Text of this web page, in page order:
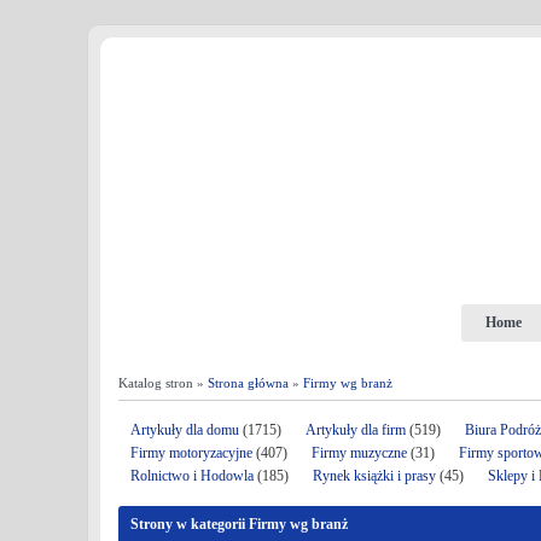
Home
Katalog stron » Strona główna » Firmy wg branż
Artykuły dla domu (1715) Artykuły dla firm (519)
Biura
Firmy motoryzacyjne (407) Firmy muzyczne (31)
Firmy
Rolnictwo i Hodowla (185) Rynek książki i prasy (45) Sklepy i
Strony w kategorii Firmy wg branż